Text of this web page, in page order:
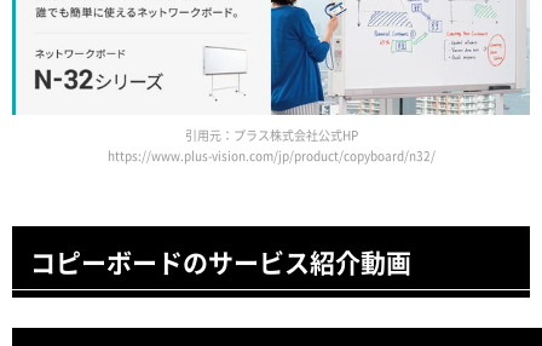
引用元：プラス株式会社公式HP
https://www.plus-vision.com/jp/product/copyboard/n32/
コピーボードのサービス紹介動画